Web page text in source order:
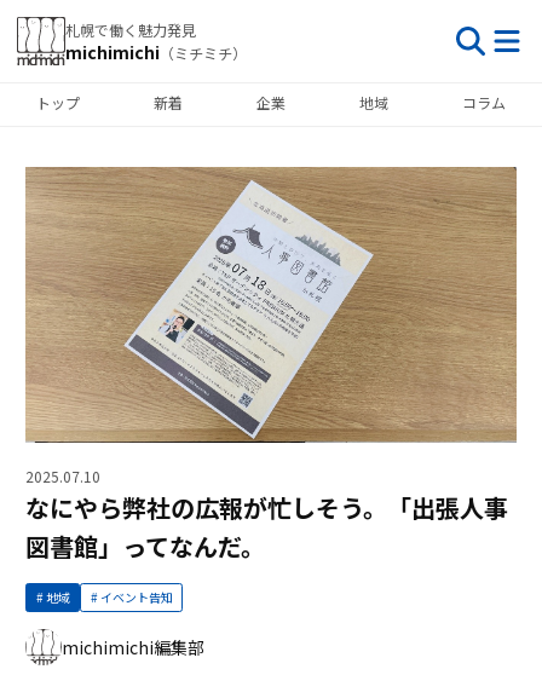
札幌で働く魅力発見
michimichi （ミチミチ）
トップ 新着 企業 地域 コラム
2025.07.10
なにやら弊社の広報が忙しそう。「出張人事
図書館」ってなんだ。
地域 イベント告知
michimichi編集部